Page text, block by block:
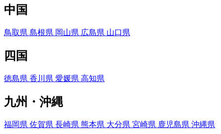
中国
鳥取県 島根県 岡山県 広島県 山口県
四国
徳島県 香川県 愛媛県 高知県
九州・沖縄
福岡県 佐賀県 長崎県 熊本県 大分県 宮崎県 鹿児島県 沖縄県